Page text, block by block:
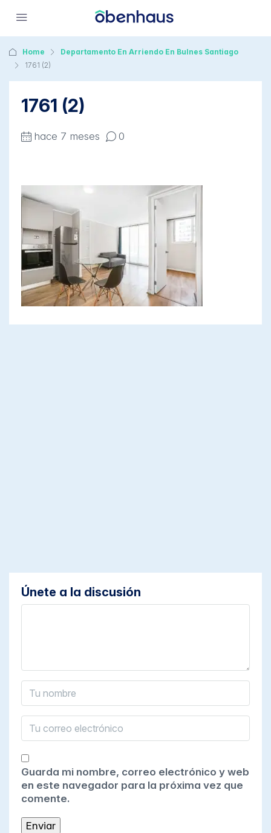
Home
Departamento En Arriendo En Bulnes Santiago
1761 (2)
1761 (2)
hace 7 meses 0
Únete a la discusión
Guarda mi nombre, correo electrónico y web
en este navegador para la próxima vez que
comente.